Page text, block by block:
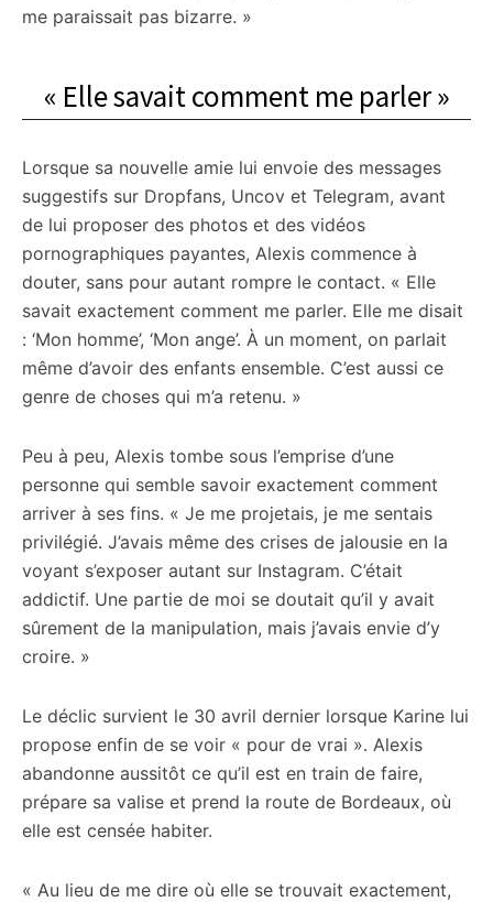
me paraissait pas bizarre. »
« Elle savait comment me parler »
Lorsque sa nouvelle amie lui envoie des messages
suggestifs sur Dropfans, Uncov et Telegram, avant
de lui proposer des photos et des vidéos
pornographiques payantes, Alexis commence à
douter, sans pour autant rompre le contact. « Elle
savait exactement comment me parler. Elle me disait
: ‘Mon homme’, ‘Mon ange’. À un moment, on parlait
même d’avoir des enfants ensemble. C’est aussi ce
genre de choses qui m’a retenu. »
Peu à peu, Alexis tombe sous l’emprise d’une
personne qui semble savoir exactement comment
arriver à ses fins. « Je me projetais, je me sentais
privilégié. J’avais même des crises de jalousie en la
voyant s’exposer autant sur Instagram. C’était
addictif. Une partie de moi se doutait qu’il y avait
sûrement de la manipulation, mais j’avais envie d’y
croire. »
Le déclic survient le 30 avril dernier lorsque Karine lui
propose enfin de se voir « pour de vrai ». Alexis
abandonne aussitôt ce qu’il est en train de faire,
prépare sa valise et prend la route de Bordeaux, où
elle est censée habiter.
« Au lieu de me dire où elle se trouvait exactement,